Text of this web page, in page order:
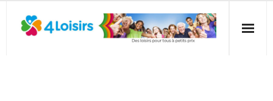
content